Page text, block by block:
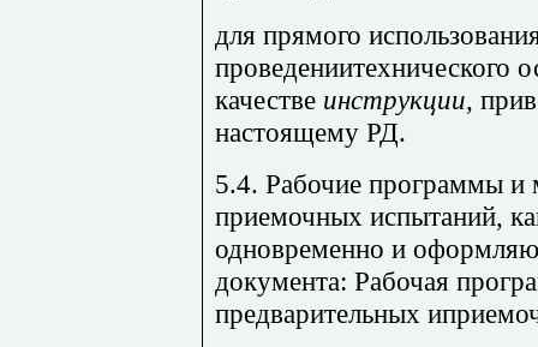
для прямого
проведениитехнического
качестве инструкции,
настоящему РД.
5.4. Рабочие программы и
приемочных испытаний,
одновременно и
документа: Рабочая
предварительных